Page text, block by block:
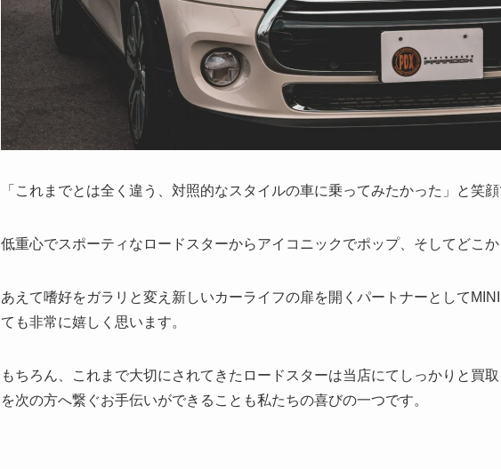
「これまでとは全く違う、対照的なスタイルの車に乗ってみたかった」と笑
低重心でスポーティなロードスターからアイコニックでポップ、そしてどこか
あえて嗜好をガラリと変え新しいカーライフの扉を開くパートナーとして
ても非常に嬉しく思います。
もちろん、これまで大切にされてきたロードスターは当店にてしっかりと買
を次の方へ繋ぐお手伝いができることも私たちの喜びの一つです。